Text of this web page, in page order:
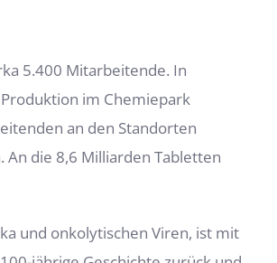
5.400 Mitarbeitende. In
im Chemiepark
an den Standorten
die 8,6 Milliarden Tabletten
und onkolytischen Viren, ist mit